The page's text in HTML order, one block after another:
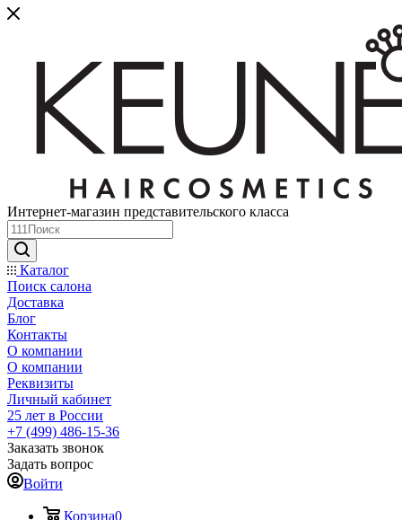
Интернет-магазин представительского класса
Каталог
Поиск салона
Доставка
Блог
Контакты
О компании
О компании
Реквизиты
Личный кабинет
25 лет в России
+7 (499) 486-15-36
Заказать звонок
Задать вопрос
Войти
Корзина0